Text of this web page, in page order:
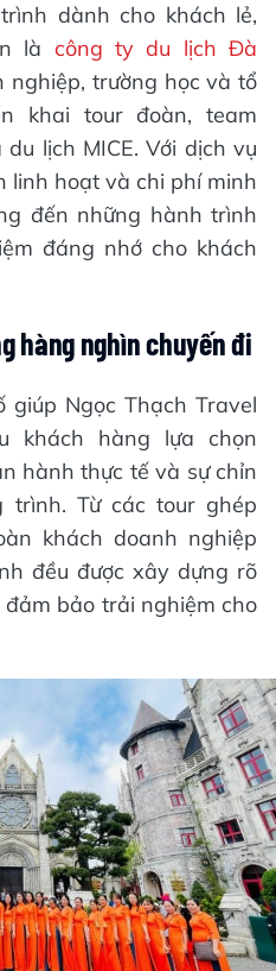
dành cho khách lẻ,
là công ty du lịch Đà
nghiệp, trường học và tổ
khai tour đoàn, team
lịch MICE. Với dịch vụ
linh hoạt và chi phí minh
đến những hành trình
đáng nhớ cho khách
hàng nghìn chuyến đi
Ngọc Thạch Travel
khách hàng lựa chọn
hành thực tế và sự chỉn
trình. Từ các tour ghép
khách doanh nghiệp
đều được xây dựng rõ
bảo trải nghiệm cho